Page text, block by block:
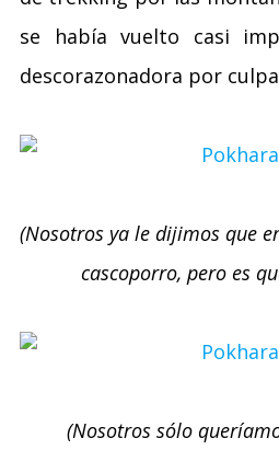
se había vuelto casi
descorazonadora por
(Nosotros ya le dijimos que
cascoporro, pero es
(Nosotros sólo